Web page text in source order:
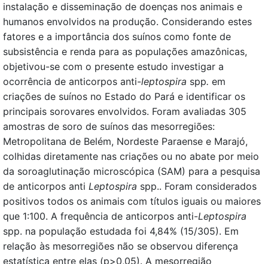
instalação e disseminação de doenças nos animais e
humanos envolvidos na produção. Considerando estes
fatores e a importância dos suínos como fonte de
subsistência e renda para as populações amazônicas,
objetivou-se com o presente estudo investigar a
ocorrência de anticorpos anti-leptospira spp. em
criações de suínos no Estado do Pará e identificar os
principais sorovares envolvidos. Foram avaliadas 305
amostras de soro de suínos das mesorregiões:
Metropolitana de Belém, Nordeste Paraense e Marajó,
colhidas diretamente nas criações ou no abate por meio
da soroaglutinação microscópica (SAM) para a pesquisa
de anticorpos anti Leptospira spp.. Foram considerados
positivos todos os animais com títulos iguais ou maiores
que 1:100. A frequência de anticorpos anti-Leptospira
spp. na população estudada foi 4,84% (15/305). Em
relação às mesorregiões não se observou diferença
estatística entre elas (p>0,05). A mesorregião